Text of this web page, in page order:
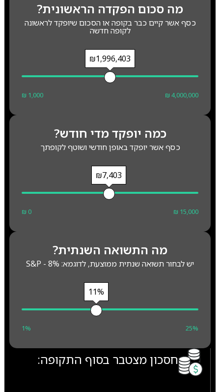
מה סכום הפקדה הראשונית?
כסף אשר קיים כבר בקופה או הסכום שיופקד לראשונה
לקופה חדשה
₪1,996,403
₪ 1,000 ₪ 4,000,000
כמה יופקד מדי חודש?
כסף אשר יופקד באופן חודשי ושוטף לקופתך
₪7,403
₪ 0 ₪ 15,000
מה התשואה השנתית?
יש לבחור תשואה שנתית ממוצעת, לדוגמא: S&P - 8%
11%
1% 25%
חסכון מצטבר בסוף התקופה: